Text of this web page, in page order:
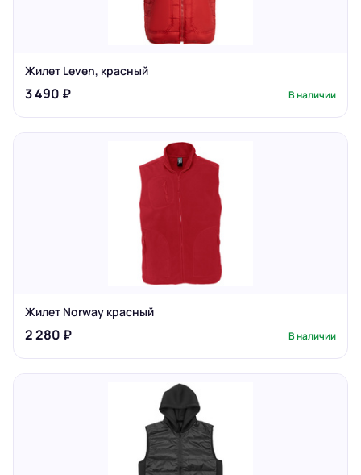
Жилет Leven, красный
3 490 ₽ В наличии
Жилет Norway красный
2 280 ₽ В наличии